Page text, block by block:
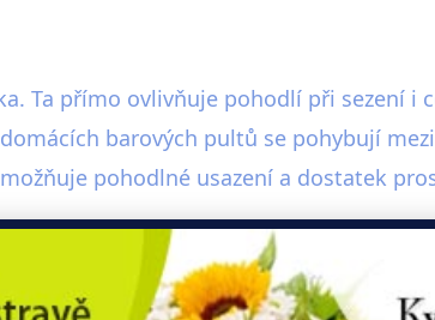
Ta přímo ovlivňuje pohodlí při sezení i
barových pultů se pohybují
pohodlné usazení a dostatek